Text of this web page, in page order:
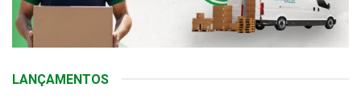
LANÇAMENTOS